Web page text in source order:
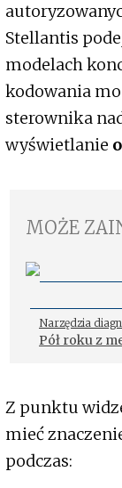
Stellantis
modelach
kodowania
sterownika
wyświetlanie
MOŻE
Narzędzia
Pół roku z
Z punktu
mieć
podczas: